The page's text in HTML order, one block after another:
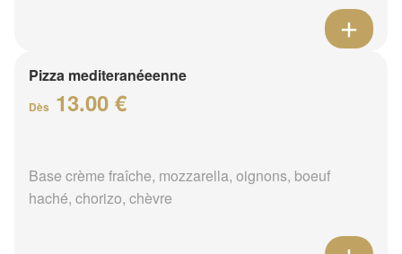
Pizza mediteranéeenne
Dès 13.00 €
Base crème fraîche, mozzarella, oignons, boeuf
haché, chorizo, chèvre